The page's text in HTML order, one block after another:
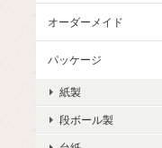
オーダーメイド
パッケージ
紙製
段ボール製